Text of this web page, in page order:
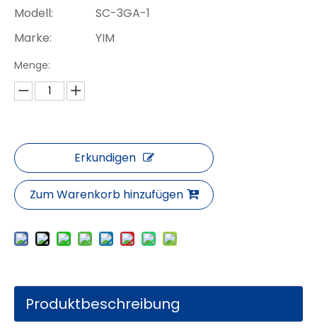
Modell:
SC-3GA-1
Marke:
YIM
Menge:
Erkundigen
Zum Warenkorb hinzufügen
Produktbeschreibung